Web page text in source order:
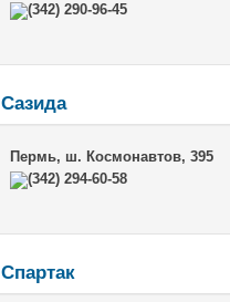
(342) 290-96-45
Сазида
Пермь, ш. Космонавтов, 395
(342) 294-60-58
Спартак